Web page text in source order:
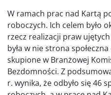
W ramach prac nad Kartą
roboczych. Ich celem było
rzecz realizacji praw
była w nie strona
skupione w Branżowej
Bezdomności. Z
r. wynika, że odbyło się 46